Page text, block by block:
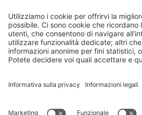
Ho preso nota delle norme sulla